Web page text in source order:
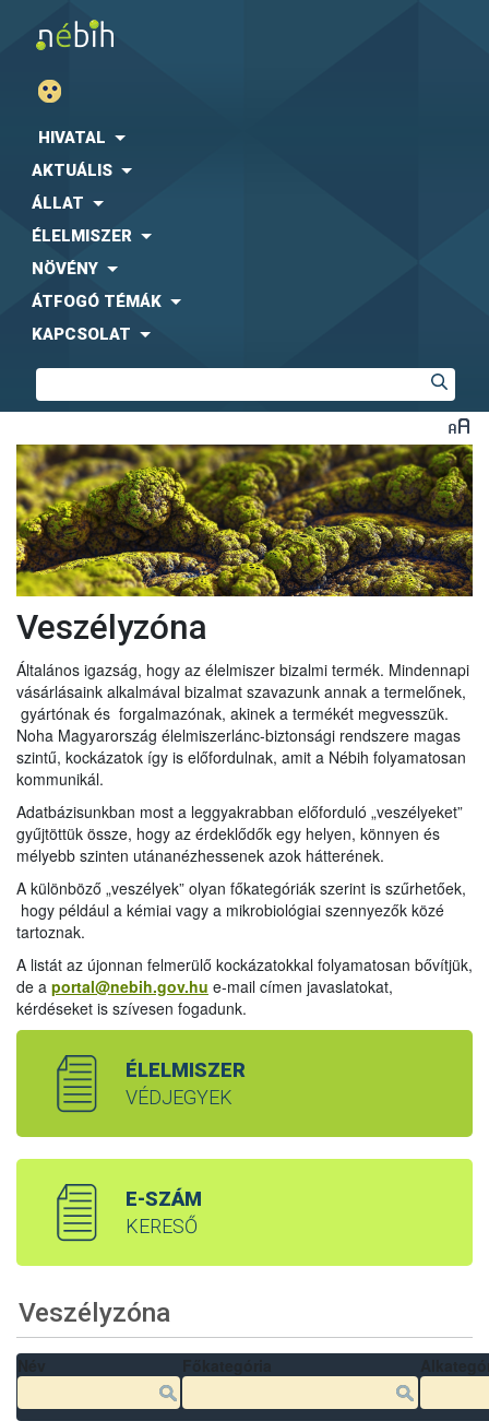
HIVATAL
AKTUÁLIS
ÁLLAT
ÉLELMISZER
NÖVÉNY
ÁTFOGÓ TÉMÁK
KAPCSOLAT
Veszélyzóna
Általános igazság, hogy az élelmiszer bizalmi termék. Mindennapi
vásárlásaink alkalmával bizalmat szavazunk annak a termelőnek,
gyártónak és forgalmazónak, akinek a termékét megvesszük.
Noha Magyarország élelmiszerlánc-biztonsági rendszere magas
szintű, kockázatok így is előfordulnak, amit a Nébih folyamatosan
kommunikál.
Adatbázisunkban most a leggyakrabban előforduló „veszélyeket”
gyűjtöttük össze, hogy az érdeklődők egy helyen, könnyen és
mélyebb szinten utánanézhessenek azok hátterének.
A különböző „veszélyek” olyan főkategóriák szerint is szűrhetőek,
hogy például a kémiai vagy a mikrobiológiai szennyezők közé
tartoznak.
A listát az újonnan felmerülő kockázatokkal folyamatosan bővítjük,
de a portal@nebih.gov.hu e-mail címen javaslatokat,
kérdéseket is szívesen fogadunk.
ÉLELMISZER
VÉDJEGYEK
E-SZÁM
KERESŐ
Veszélyzóna